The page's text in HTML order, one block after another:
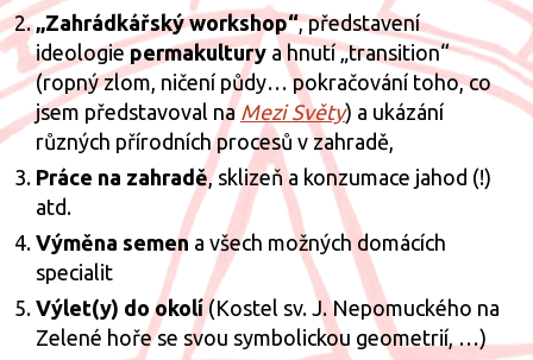
„Zahrádkářský workshop“, představení
ideologiepermakultury a hnutí „transition“
(ropný zlom, ničení půdy… pokračování toho, co
jsem představoval naMezi Světy) a ukázání
různých přírodních procesů v zahradě,
Práce na zahradě, sklizeň a konzumace jahod (!)
atd.
Výměna semen a všech možných domácích
specialit
Výlet(y) do okolí (Kostel sv. J. Nepomuckého na
Zelené hoře se svou symbolickou geometrií, …)